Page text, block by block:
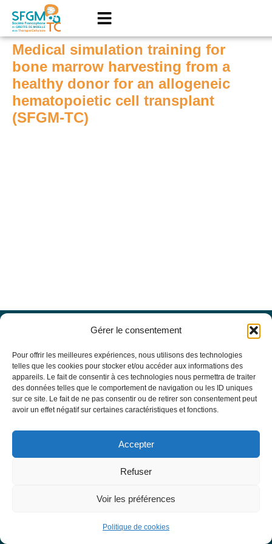
Gérer le consentement
Pour offrir les meilleures expériences, nous utilisons des technologies
telles que les cookies pour stocker et/ou accéder aux informations des
appareils. Le fait de consentir à ces technologies nous permettra de traiter
des données telles que le comportement de navigation ou les ID uniques
sur ce site. Le fait de ne pas consentir ou de retirer son consentement peut
avoir un effet négatif sur certaines caractéristiques et fonctions.
Accepter
Refuser
Voir les préférences
Politique de cookies
Medical simulation training for
bone marrow harvesting from a
healthy donor for an allogeneic
hematopoietic cell transplant
(SFGM-TC)
Actualités
Agenda
Missions du site
Mentions légales
Conditions générales d’utilisation
Base de données EBMT Registry